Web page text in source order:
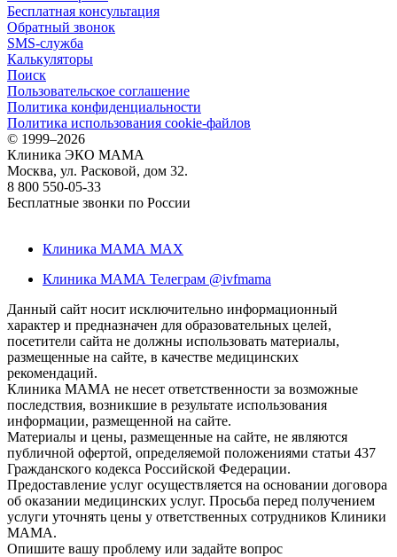
Бесплатная консультация
Обратный звонок
SMS-служба
Калькуляторы
Поиск
Пользовательское соглашение
Политика конфиденциальности
Политика использования cookie-файлов
© 1999–2026
Клиника ЭКО МАМА
Москва, ул. Расковой, дом 32.
8 800 550-05-33
Бесплатные звонки по России
Клиника МАМА MAX
Клиника МАМА Телеграм @ivfmama
Данный сайт носит исключительно информационный
характер и предназначен для образовательных целей,
посетители сайта не должны использовать материалы,
размещенные на сайте, в качестве медицинских
рекомендаций.
Клиника МАМА не несет ответственности за возможные
последствия, возникшие в результате использования
информации, размещенной на сайте.
Материалы и цены, размещенные на сайте, не являются
публичной офертой, определяемой положениями статьи 437
Гражданского кодекса Российской Федерации.
Предоставление услуг осуществляется на основании договора
об оказании медицинских услуг. Просьба перед получением
услуги уточнять цены у ответственных сотрудников Клиники
МАМА.
Опишите вашу проблему или задайте вопрос